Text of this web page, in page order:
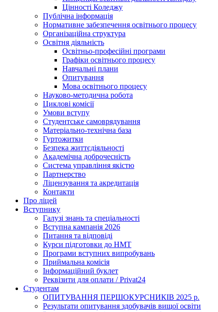
Цінності Коледжу
Публічна інформація
Нормативне забезпечення освітнього процесу
Організаційна структура
Освітня діяльність
Освітньо-професійні програми
Графіки освітнього процесу
Навчальні плани
Опитування
Мова освітнього процесу
Науково-методична робота
Циклові комісії
Умови вступу
Студентське самоврядування
Матеріально-технічна база
Гуртожитки
Безпека життєдіяльності
Академічна доброчесність
Система управління якістю
Партнерство
Ліцензування та акредитація
Контакти
Про ліцей
Вступнику
Галузі знань та спеціальності
Вступна кампанія 2026
Питання та відповіді
Курси підготовки до НМТ
Програми вступних випробувань
Приймальна комісія
Інформаційний буклет
Реквізити для оплати / Privat24
Студентам
ОПИТУВАННЯ ПЕРШОКУРСНИКІВ 2025 р.
Результати опитування здобувачів вищої освіти